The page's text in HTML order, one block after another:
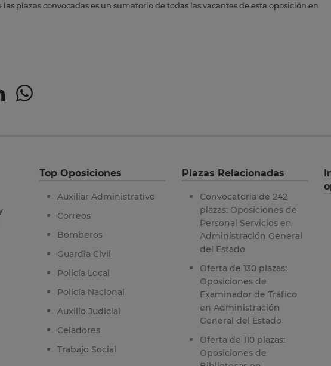
plazas convocadas es un sumatorio de todas las vacantes de esta oposición en
Top Oposiciones
Auxiliar Administrativo
Correos
Bomberos
Guardia Civil
Policía Local
Policía Nacional
Auxilio Judicial
Celadores
Trabajo Social
Plazas Relacionadas
Convocatoria de 242
plazas: Oposiciones de
Personal Servicios en
Administración General
del Estado
Oferta de 130 plazas:
Oposiciones de
Examinador de Tráfico
en Administración
General del Estado
Oferta de 110 plazas:
Oposiciones de